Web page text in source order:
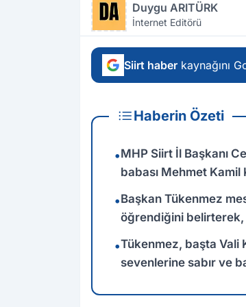
Duygu ARITÜRK
İnternet Editörü
Siirt haber kaynağını
Haberin Özeti
•MHP Siirt İl Başkanı
babası Mehmet Kamil
•Başkan Tükenmez
öğrendiğini
•Tükenmez, başta Vali
sevenlerine sabır ve